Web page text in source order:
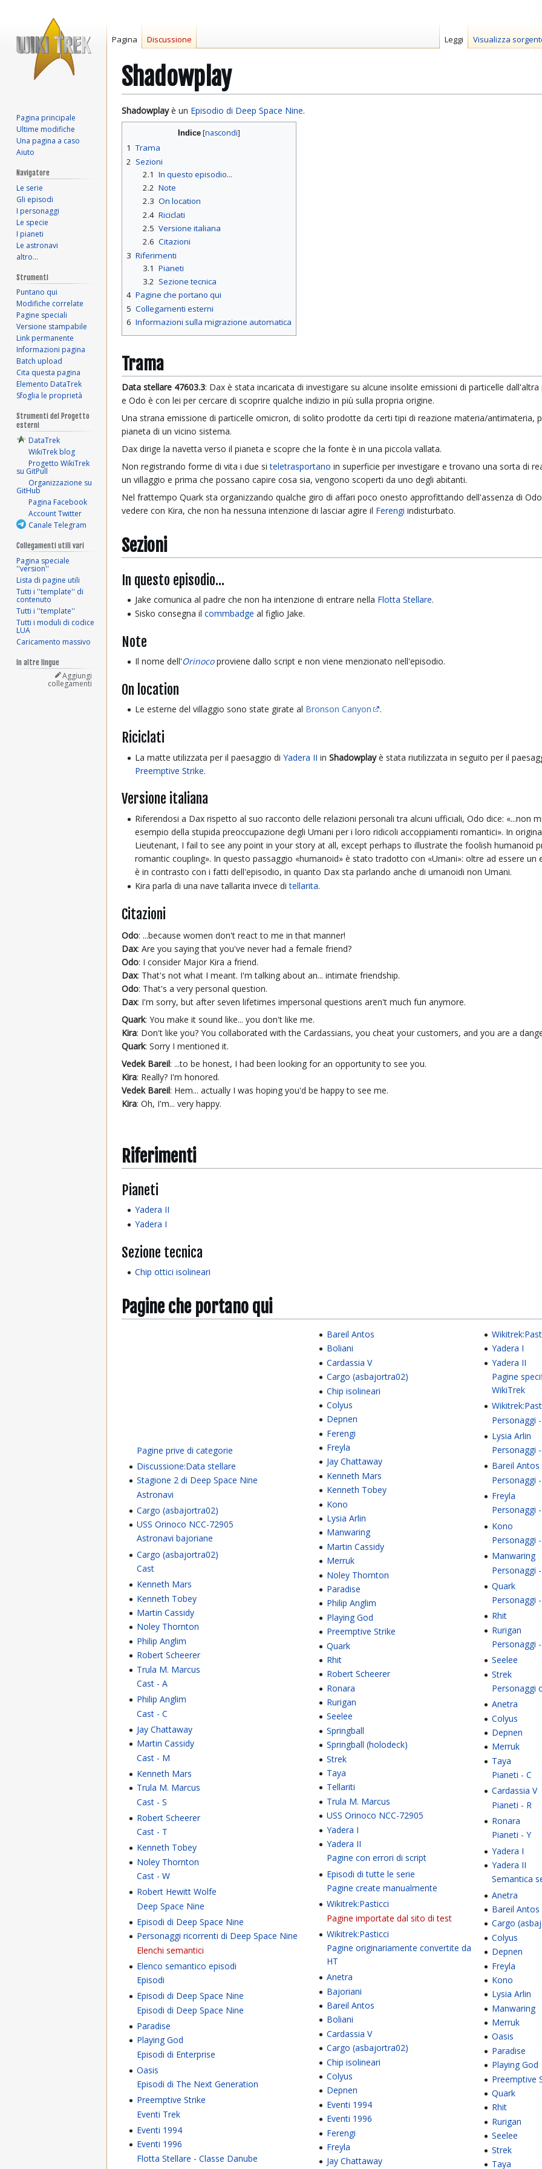
Shadowplay
Vai
alla
Vai
alla
Shadowplayè un Episodio di Deep Space Nine.
Indice
1 Trama
2 Sezioni
2.1 In questo episodio...
2.2 Note
2.3 On location
2.4 Riciclati
2.5 Versione italiana
2.6 Citazioni
3 Riferimenti
3.1 Pianeti
3.2 Sezione tecnica
4 Pagine che portano qui
5 Collegamenti esterni
6 Informazioni sulla migrazione automatica
Trama
Data stellare 47603.3: Dax è stata incaricata di investigare su alcune insolite emissioni di particelle
e Odo è con lei per cercare di scoprire qualche indizio in più sulla propria origine.
Una strana emissione di particelle omicron, di solito prodotte da certi tipi di reazione materia/antimateria,
pianeta di un vicino sistema.
Dax dirige la navetta verso il pianeta e scopre che la fonte è in una piccola vallata.
Non registrando forme di vita i due siteletrasportano in superficie per investigare e trovano una sorta di
un villaggio e prima che possano capire cosa sia, vengono scoperti da uno degli abitanti.
Nel frattempo Quark sta organizzando qualche giro di affari poco onesto approfittando dell'assenza di
vedere con Kira, che non ha nessuna intenzione di lasciar agire il Ferengi indisturbato.
Sezioni
In questo episodio...
Jake comunica al padre che non ha intenzione di entrare nella Flotta Stellare.
Sisko consegna ilcommbadge al figlio Jake.
Note
Il nome dell'Orinocoproviene dallo script e non viene menzionato nell'episodio.
On location
Le esterne del villaggio sono state girate al Bronson Canyon .
Riciclati
La matte utilizzata per il paesaggio diYadera II inShadowplayè stata riutilizzata in seguito per il
Preemptive Strike.
Versione italiana
Riferendosi a Dax rispetto al suo racconto delle relazioni personali tra alcuni ufficiali, Odo dice: «...non
esempio della stupida preoccupazione degli Umani per i loro ridicoli accoppiamenti romantici». In
Lieutenant, I fail to see any point in your story at all, except perhaps to illustrate the foolish humanoid
romantic coupling». In questo passaggio «humanoid» è stato tradotto con «Umani»: oltre ad essere un
è in contrasto con i fatti dell'episodio, in quanto Dax sta parlando anche di umanoidi non Umani.
Kira parla di una nave tallarita invece ditellarita.
Citazioni
Odo: ...because women don't react to me in that manner!
Dax: Are you saying that you've never had a female friend?
Odo: I consider Major Kira a friend.
Dax: That's not what I meant. I'm talking about an... intimate friendship.
Odo: That's a very personal question.
Dax: I'm sorry, but after seven lifetimes impersonal questions aren't much fun anymore.
Quark: You make it sound like... you don't like me.
Kira: Don't like you? You collaborated with the Cardassians, you cheat your customers, and you are a
Quark: Sorry I mentioned it.
Vedek Bareil: ...to be honest, I had been looking for an opportunity to see you.
Kira: Really? I'm honored.
Vedek Bareil: Hem... actually I was hoping you'd be happy to see me.
Kira: Oh, I'm... very happy.
Riferimenti
Pianeti
Yadera II
Yadera I
Sezione tecnica
Chip ottici isolineari
Pagine che portano qui
Pagine prive di categorie
Discussione:Data stellare
Stagione 2 di Deep Space Nine
Astronavi
Cargo (asbajortra02)
USS Orinoco NCC-72905
Astronavi bajoriane
Cargo (asbajortra02)
Cast
Kenneth Mars
Kenneth Tobey
Martin Cassidy
Noley Thornton
Philip Anglim
Robert Scheerer
Trula M. Marcus
Cast - A
Philip Anglim
Cast - C
Jay Chattaway
Martin Cassidy
Cast - M
Kenneth Mars
Trula M. Marcus
Cast - S
Robert Scheerer
Cast - T
Kenneth Tobey
Noley Thornton
Cast - W
Robert Hewitt Wolfe
Deep Space Nine
Episodi di Deep Space Nine
Personaggi ricorrenti di Deep Space Nine
Elenchi semantici
Elenco semantico episodi
Episodi
Episodi di Deep Space Nine
Episodi di Deep Space Nine
Paradise
Playing God
Episodi di Enterprise
Oasis
Episodi di The Next Generation
Preemptive Strike
Eventi Trek
Eventi 1994
Eventi 1996
Flotta Stellare - Classe Danube
Bareil Antos
Boliani
Cardassia V
Cargo (asbajortra02)
Chip isolineari
Colyus
Depnen
Ferengi
Freyla
Jay Chattaway
Kenneth Mars
Kenneth Tobey
Kono
Lysia Arlin
Manwaring
Martin Cassidy
Merruk
Noley Thornton
Paradise
Philip Anglim
Playing God
Preemptive Strike
Quark
Rhit
Robert Scheerer
Ronara
Rurigan
Seelee
Springball
Springball (holodeck)
Strek
Taya
Tellariti
Trula M. Marcus
USS Orinoco NCC-72905
Yadera I
Yadera II
Pagine con errori di script
Episodi di tutte le serie
Pagine create manualmente
Wikitrek:Pasticci
Pagine importate dal sito di test
Wikitrek:Pasticci
Pagine originariamente convertite da
HT
Anetra
Bajoriani
Bareil Antos
Boliani
Cardassia V
Cargo (asbajortra02)
Chip isolineari
Colyus
Depnen
Eventi 1994
Eventi 1996
Ferengi
Freyla
Jay Chattaway
Yadera I
Yadera II
Pagine
WikiTrek
Personaggi
Lysia Arlin
Personaggi
Bareil Antos
Personaggi
Freyla
Personaggi
Kono
Personaggi
Manwaring
Personaggi
Quark
Personaggi
Rhit
Rurigan
Personaggi
Seelee
Strek
Personaggi
Anetra
Colyus
Depnen
Merruk
Taya
Pianeti - C
Cardassia V
Pianeti - R
Ronara
Pianeti - Y
Yadera I
Yadera II
Semantica
Anetra
Bareil Antos
Cargo
Colyus
Depnen
Freyla
Kono
Lysia Arlin
Manwaring
Merruk
Oasis
Paradise
Playing God
Preemptive
Quark
Rhit
Rurigan
Seelee
Strek
Taya
Pagina Discussione Leggi Visualizza
Pagina principale
Ultime modifiche
Una pagina a caso
Aiuto
Navigatore
Le serie
Gli episodi
I personaggi
Le specie
I pianeti
Le astronavi
altro…
Strumenti
Puntano qui
Modifiche correlate
Pagine speciali
Versione stampabile
Link permanente
Informazioni pagina
Batch upload
Cita questa pagina
Elemento DataTrek
Sfoglia le proprietà
Strumenti del Progetto
esterni
DataTrek
WikiTrek blog
Progetto WikiTrek
su GitPull
Organizzazione su
GitHub
Pagina Facebook
Account Twitter
Canale Telegram
Collegamenti utili vari
Pagina speciale
''version''
Lista di pagine utili
Tutti i ''template'' di
contenuto
Tutti i ''template''
Tutti i moduli di codice
LUA
Caricamento massivo
In altre lingue
Aggiungi
collegamenti